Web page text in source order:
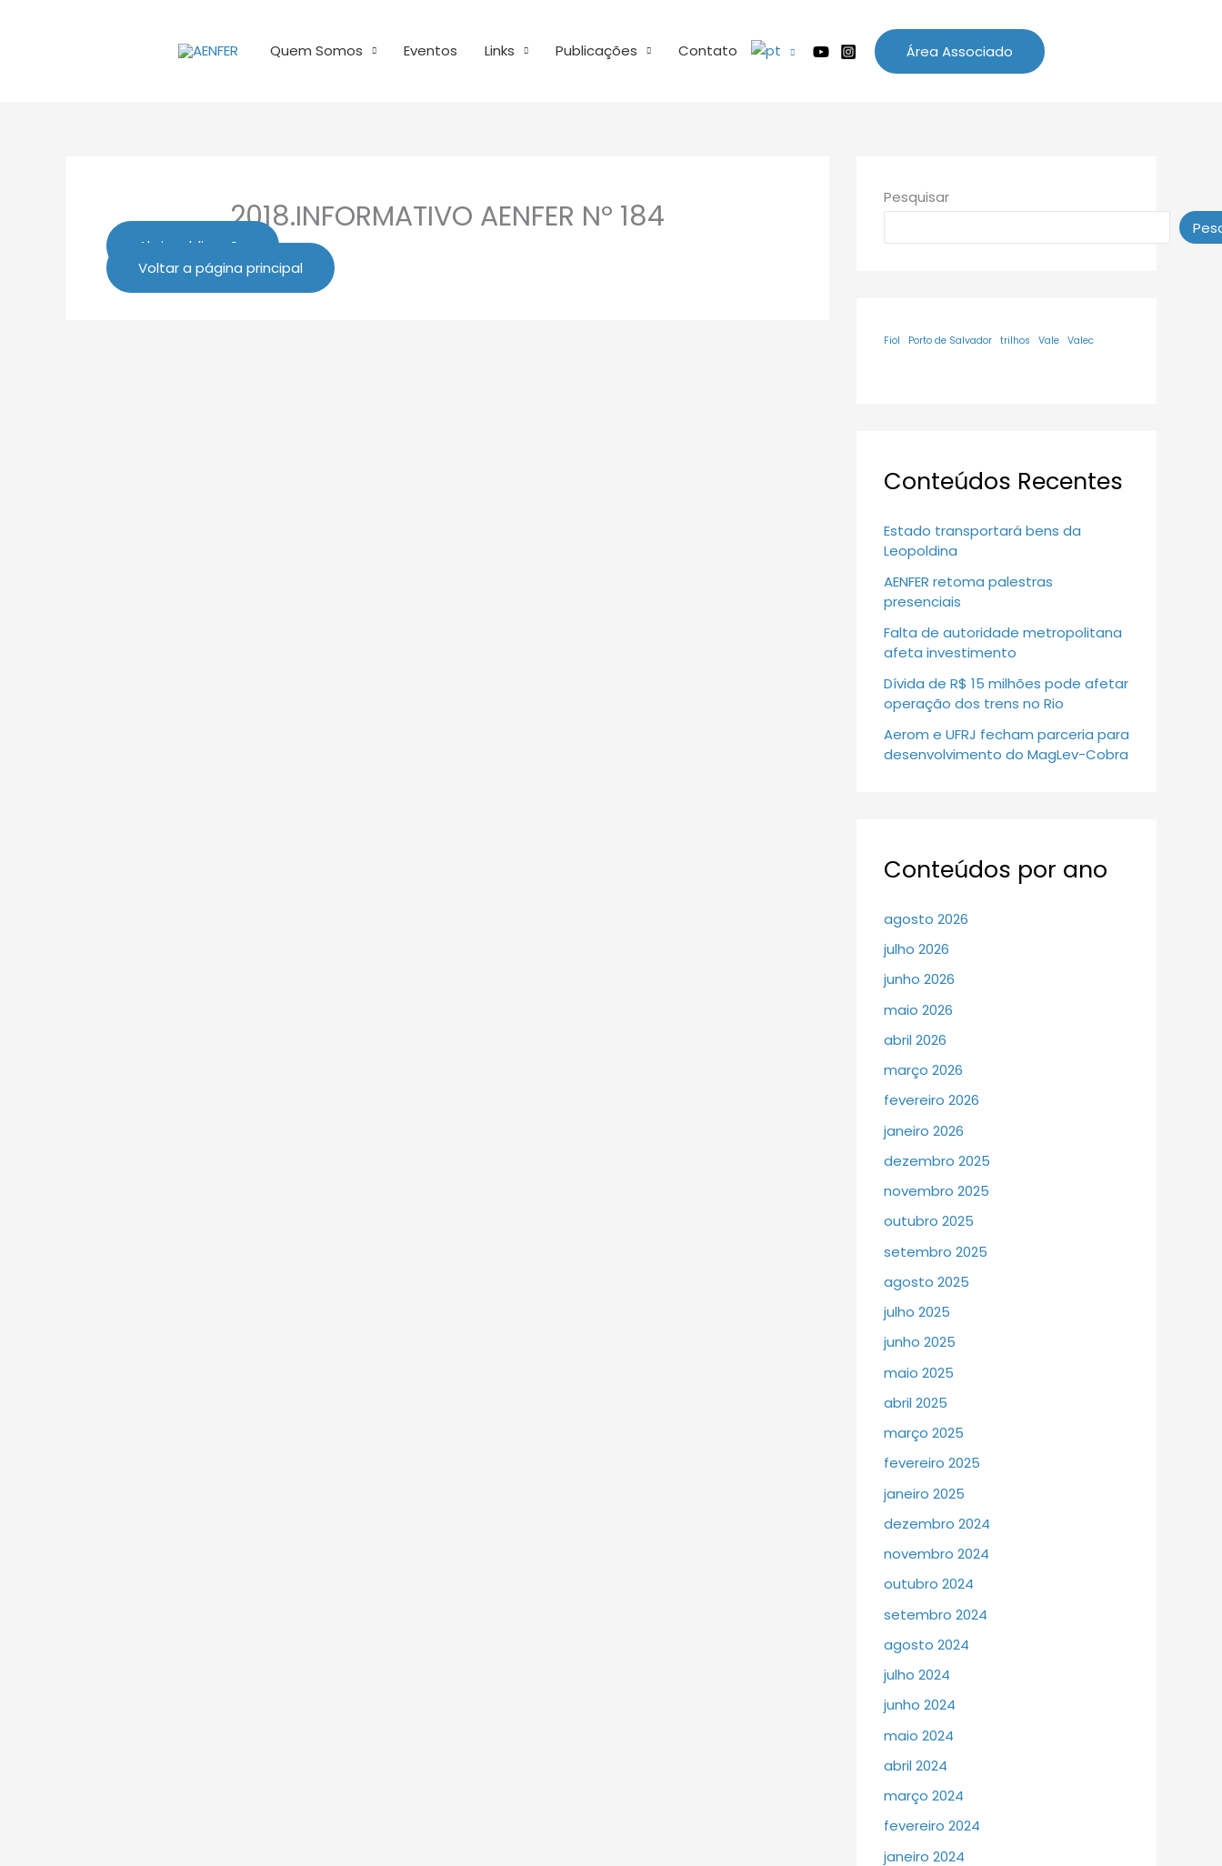
Quem Somos Eventos Links Publicações Contato Área Associado
2018.INFORMATIVO AENFER Nº 184
Abrir publicação
Voltar a página principal
Pesquisar
Fiol Porto de Salvador trilhos Vale Valec
Conteúdos Recentes
Estado transportará bens da
Leopoldina
AENFER retoma palestras
presenciais
Falta de autoridade metropolitana
afeta investimento
Dívida de R$ 15 milhões pode afetar
operação dos trens no Rio
Aerom e UFRJ fecham parceria para
desenvolvimento do MagLev-Cobra
Conteúdos por ano
agosto 2026
julho 2026
junho 2026
maio 2026
abril 2026
março 2026
fevereiro 2026
janeiro 2026
dezembro 2025
novembro 2025
outubro 2025
setembro 2025
agosto 2025
julho 2025
junho 2025
maio 2025
abril 2025
março 2025
fevereiro 2025
janeiro 2025
dezembro 2024
novembro 2024
outubro 2024
setembro 2024
agosto 2024
julho 2024
junho 2024
maio 2024
abril 2024
março 2024
fevereiro 2024
janeiro 2024